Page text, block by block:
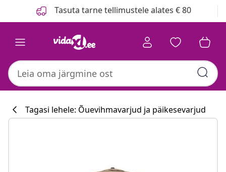
Tasuta tarne tellimustele alates € 80
Tagasi lehele: Õuevihmavarjud ja päikesevarjud